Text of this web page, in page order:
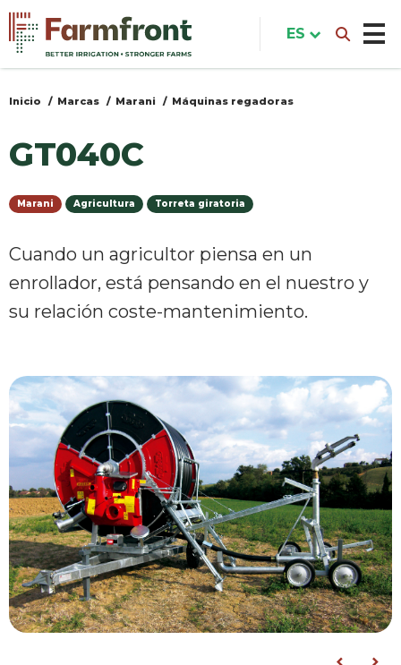
Pasar
contenido
principal
Usted
aquí
Inicio Marcas Marani Máquinas regadoras
GT040C
Marani Agricultura Torreta giratoria
Cuando un agricultor piensa en un
enrollador, está pensando en el nuestro y
su relación coste-mantenimiento.
ES